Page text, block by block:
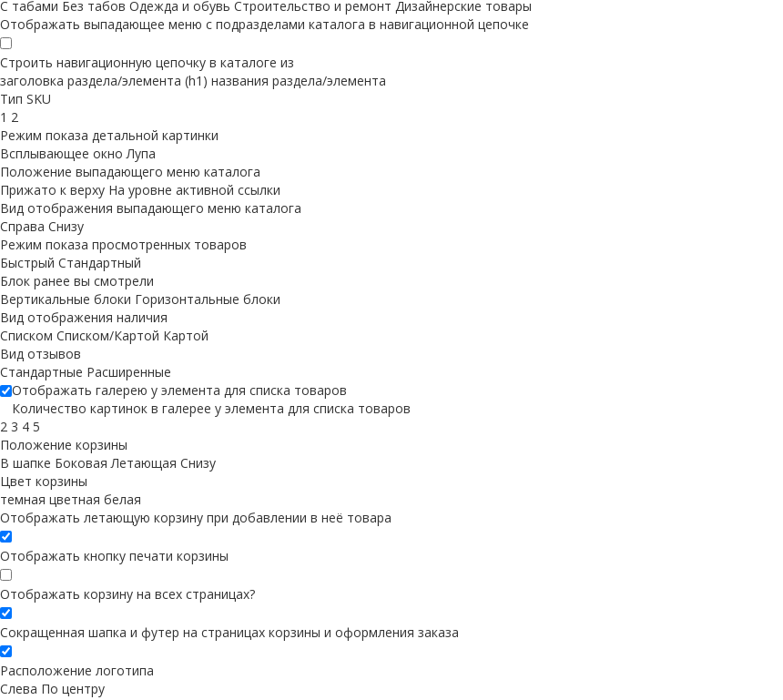
С табами Без табов Одежда и обувь Строительство и ремонт Дизайнерские товары
Отображать выпадающее меню с подразделами каталога в навигационной цепочке
Строить навигационную цепочку в каталоге из
заголовка раздела/элемента (h1) названия раздела/элемента
Тип SKU
1 2
Режим показа детальной картинки
Всплывающее окно Лупа
Положение выпадающего меню каталога
Прижато к верху На уровне активной ссылки
Вид отображения выпадающего меню каталога
Справа Снизу
Режим показа просмотренных товаров
Быстрый Стандартный
Блок ранее вы смотрели
Вертикальные блоки Горизонтальные блоки
Вид отображения наличия
Списком Списком/Картой Картой
Вид отзывов
Стандартные Расширенные
Отображать галерею у элемента для списка товаров
Количество картинок в галерее у элемента для списка товаров
2 3 4 5
Положение корзины
В шапке Боковая Летающая Снизу
Цвет корзины
темная цветная белая
Отображать летающую корзину при добавлении в неё товара
Отображать кнопку печати корзины
Отображать корзину на всех страницах?
Сокращенная шапка и футер на страницах корзины и оформления заказа
Расположение логотипа
Cлева По центру